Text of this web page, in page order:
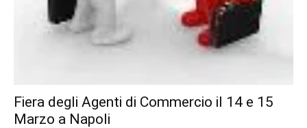
Fiera degli Agenti di Commercio il 14 e 15
Marzo a Napoli